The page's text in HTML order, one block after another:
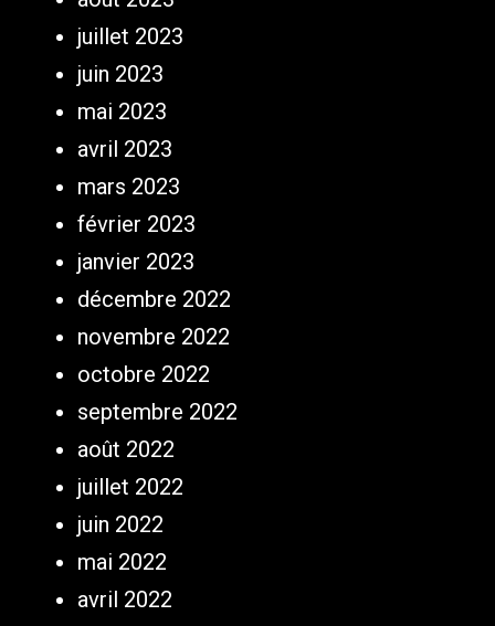
juillet 2023
juin 2023
mai 2023
avril 2023
mars 2023
février 2023
janvier 2023
décembre 2022
novembre 2022
octobre 2022
septembre 2022
août 2022
juillet 2022
juin 2022
mai 2022
avril 2022